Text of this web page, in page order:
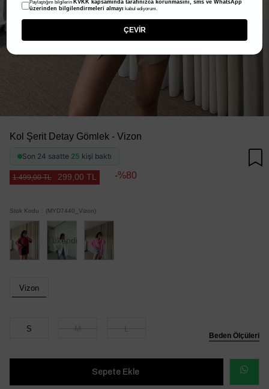
Kol Şerit Detay Gömlek - Vizon
Son 24 saatte 25 kişi baktı
1.499,00 TL 299,00 TL 80
Stok Kodu (MYD7440_Vizon)
Tükendi
Beden Ölçüleri
Vizon
S
Paylaştığım bilgilerin KVKK kapsamında tarafınızca korunmasını, sms ve WhatsApp
üzerinden bilgilendirmeleri almayı kabul ediyorum.
ÇEVİR